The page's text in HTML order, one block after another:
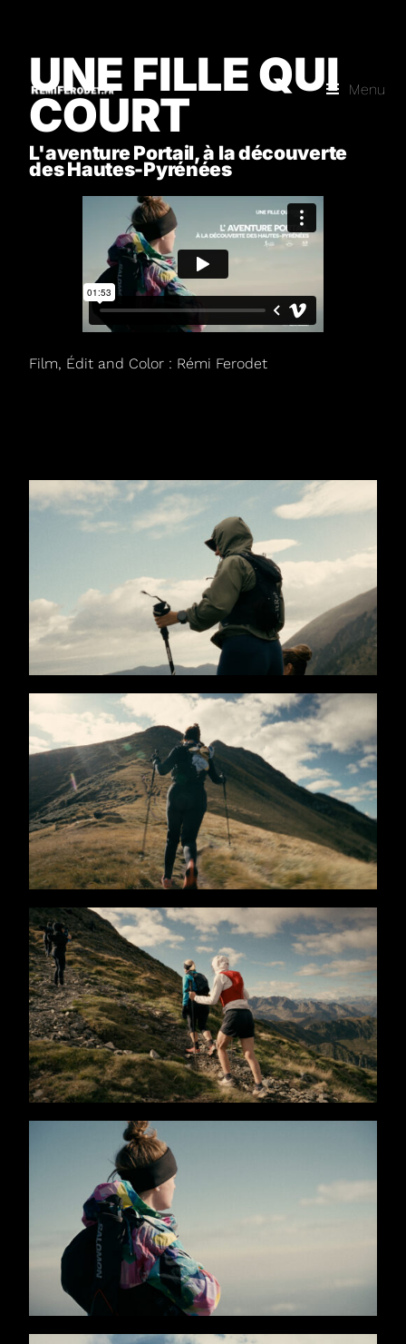
Menu
UNE FILLE QUI
COURT
L'aventure Portail, à la découverte
des Hautes-Pyrénées
Film, Édit and Color : Rémi Ferodet